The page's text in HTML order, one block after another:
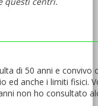
di 50 anni e
ed anche i limiti fisici.
non ho consultato